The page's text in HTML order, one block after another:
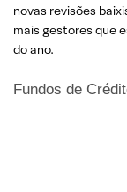
novas revisões
mais gestores que
do ano.
Fundos de